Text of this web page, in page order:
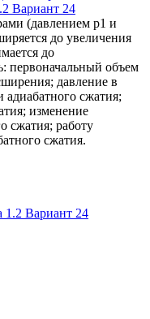
Вариант 24
(давлением р1 и
до увеличения
до
первоначальный объем
давление в
адиабатного сжатия;
изменение
сжатия; работу
сжатия.